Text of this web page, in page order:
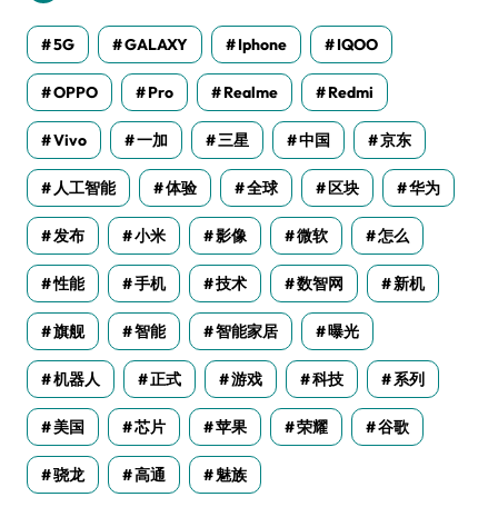
5G GALAXY Iphone IQOO
OPPO Pro Realme Redmi
Vivo 一加 三星 中国 京东
人工智能 体验 全球 区块 华为
发布 小米 影像 微软 怎么
性能 手机 技术 数智网 新机
旗舰 智能 智能家居 曝光
机器人 正式 游戏 科技 系列
美国 芯片 苹果 荣耀 谷歌
骁龙 高通 魅族